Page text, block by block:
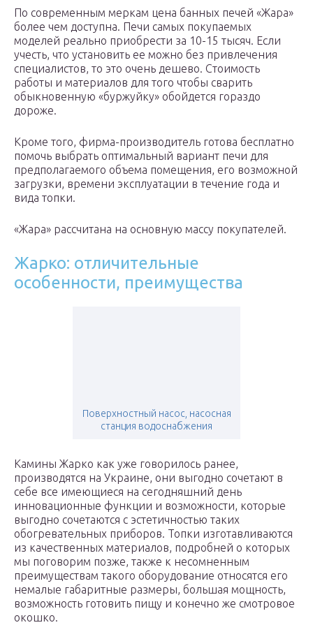
По современным меркам цена банных печей «Жара»
более чем доступна. Печи самых покупаемых
моделей реально приобрести за 10-15 тысяч. Если
учесть, что установить ее можно без привлечения
специалистов, то это очень дешево. Стоимость
работы и материалов для того чтобы сварить
обыкновенную «буржуйку» обойдется гораздо
дороже.
Кроме того, фирма-производитель готова бесплатно
помочь выбрать оптимальный вариант печи для
предполагаемого объема помещения, его возможной
загрузки, времени эксплуатации в течение года и
вида топки.
«Жара» рассчитана на основную массу покупателей.
Жарко: отличительные
особенности, преимущества
Поверхностный насос, насосная
станция водоснабжения
Камины Жарко как уже говорилось ранее,
производятся на Украине, они выгодно сочетают в
себе все имеющиеся на сегодняшний день
инновационные функции и возможности, которые
выгодно сочетаются с эстетичностью таких
обогревательных приборов. Топки изготавливаются
из качественных материалов, подробней о которых
мы поговорим позже, также к несомненным
преимуществам такого оборудование относятся его
немалые габаритные размеры, большая мощность,
возможность готовить пищу и конечно же смотровое
окошко.